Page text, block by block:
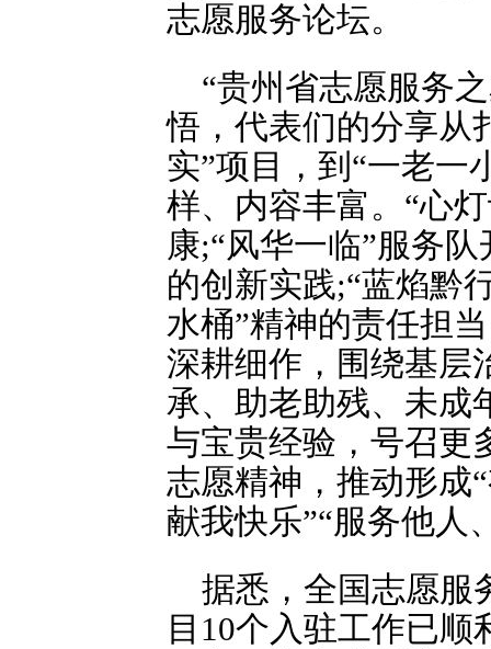
志愿服务论坛。
“贵州省志愿服务
悟，代表们的分享从
实”项目，到“一老一
样、内容丰富。“心
康;“风华一临”服务
的创新实践;“蓝焰黔
水桶”精神的责任担
深耕细作，围绕基层
承、助老助残、未成
与宝贵经验，号召更
志愿精神，推动形成
献我快乐”“服务他人
据悉，全国志愿服
目10个入驻工作已